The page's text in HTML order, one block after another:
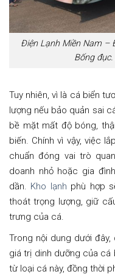
Điện Lạnh Miền Nam –
Bống
Tuy nhiên, vì là cá biển
lượng nếu bảo quản sai
bề mặt mất độ bóng,
biến. Chính vì vậy, việc
chuẩn đóng vai trò
doanh nhỏ hoặc gia
dần. Kho lạnh phù hợp
thoát trọng lượng, giữ
trưng của cá.
Trong nội dung dưới
giá trị dinh dưỡng của cá
từ loại cá này, đồng thời